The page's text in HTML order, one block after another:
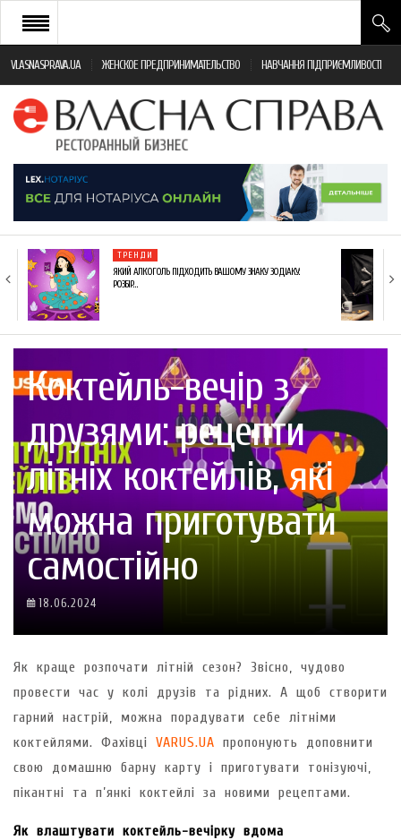
VLASNASPRAVA.UA ЖЕНСКОЕ ПРЕДПРИНИМАТЕЛЬСТВО НАВЧАННЯ ПІДПРИЄМЛИВОСТІ
НОВИНИ РЕСТОРАННОГО БІЗНЕСУ
ЯК ВІДКРИТИ ТА УСПІШНО КЕРУВАТИ
МОНІТОРИНГ ЗАКОНОДАВСТВА
ФРАНЧАЙЗИНГ
КНИГИ
ТРЕНДИ
ЯКИЙ АЛКОГОЛЬ ПІДХОДИТЬ ВАШОМУ ЗНАКУ ЗОДІАКУ:
РОЗБІР…
Коктейль-вечір з
друзями: рецепти
літніх коктейлів, які
можна приготувати
самостійно
18.06.2024
Як краще розпочати літній сезон? Звісно, чудово
провести час у колі друзів та рідних. А щоб створити
гарний настрій, можна порадувати себе літніми
коктейлями. Фахівці VARUS.UA пропонують доповнити
свою домашню барну карту і приготувати тонізуючі,
пікантні та п’янкі коктейлі за новими рецептами.
Як влаштувати коктейль-вечірку вдома